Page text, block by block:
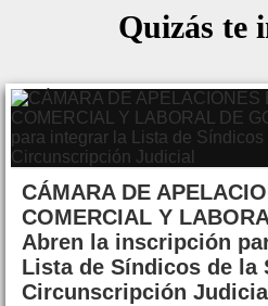
Quizás te
CÁMARA DE
COMERCIAL Y
Abren la inscripción
Lista de Síndicos de la
Circunscripción Judicial